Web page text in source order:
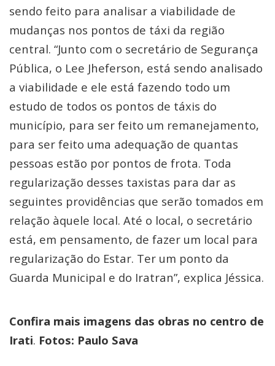
sendo feito para analisar a viabilidade de
mudanças nos pontos de táxi da região
central. “Junto com o secretário de Segurança
Pública, o Lee Jheferson, está sendo analisado
a viabilidade e ele está fazendo todo um
estudo de todos os pontos de táxis do
município, para ser feito um remanejamento,
para ser feito uma adequação de quantas
pessoas estão por pontos de frota. Toda
regularização desses taxistas para dar as
seguintes providências que serão tomados em
relação àquele local. Até o local, o secretário
está, em pensamento, de fazer um local para
regularização do Estar. Ter um ponto da
Guarda Municipal e do Iratran”, explica Jéssica.
Confira mais imagens das obras no centro de
Irati. Fotos: Paulo Sava